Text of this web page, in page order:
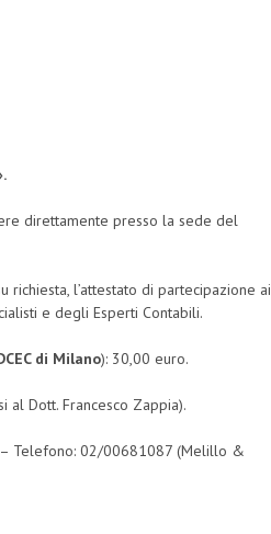
direttamente presso la sede del
richiesta, l’attestato di partecipazione ai
e degli Esperti Contabili.
di Milano): 30,00 euro.
al Dott. Francesco Zappia).
– Telefono: 02/00681087 (Melillo &